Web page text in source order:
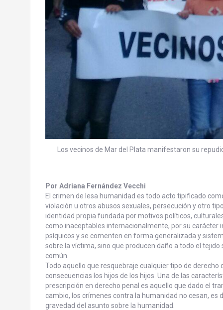
Los vecinos de Mar del Plata manifestaron su
Por Adriana Fernández Vecchi
El crimen de lesa humanidad es todo acto tipificado
violación u otros abusos sexuales, persecución y otro
identidad propia fundada por motivos políticos,
como inaceptables internacionalmente, por su
psíquicos y se comenten en forma generalizada y
sobre la víctima, sino que producen daño a todo el
común.
Todo aquello que resquebraje cualquier tipo de
consecuencias los hijos de los hijos. Una de las
prescripción en derecho penal es aquello que dado el
cambio, los crímenes contra la humanidad no cesan,
gravedad del asunto sobre la humanidad.